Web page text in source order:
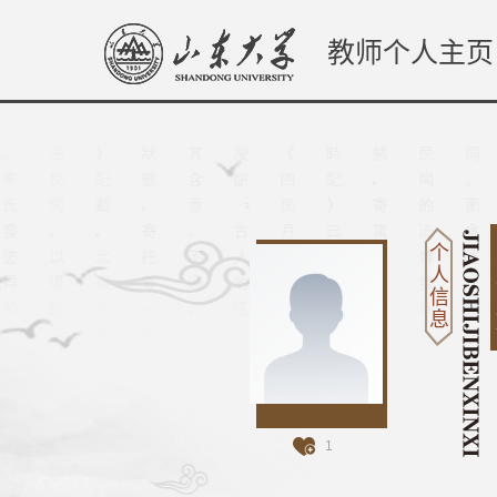
教师个人主页
1
个
人
信
息